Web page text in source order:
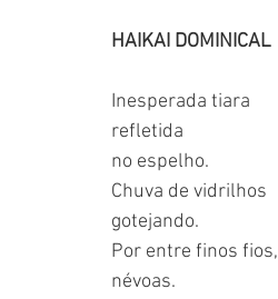
HAIKAI DOMINICAL
Inesperada tiara
refletida
no espelho.
Chuva de vidrilhos
gotejando.
Por entre finos fios,
névoas.